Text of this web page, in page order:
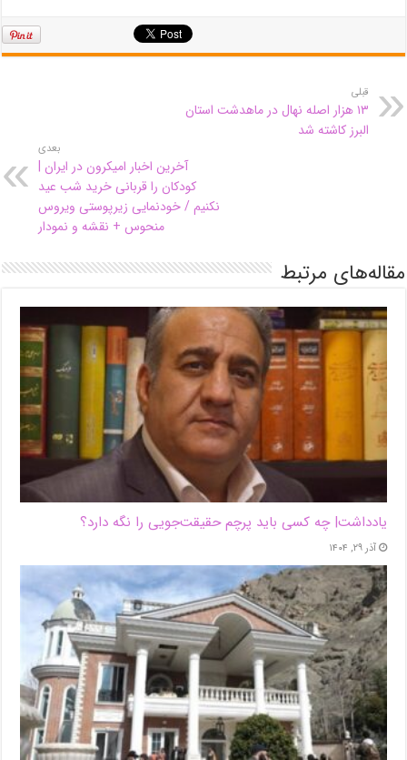
قبلی
۱۳ هزار اصله نهال در ماهدشت استان
البرز کاشته شد
بعدی
آخرین اخبار امیکرون در ایران |
کودکان را قربانی خرید شب عید
نکنیم / خودنمایی زیرپوستی ویروس
منحوس + نقشه و نمودار
مقاله‌های مرتبط
یادداشت| ‌چه کسی باید پرچم حقیقت‌جویی را نگه دارد؟
آذر ۲۹, ۱۴۰۴